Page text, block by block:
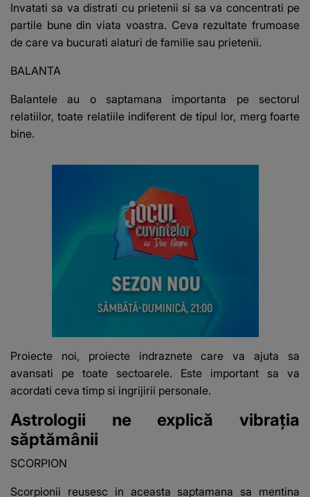
Invatati sa va distrati cu prietenii si sa va concentrati pe
partile bune din viata voastra. Ceva rezultate frumoase
de care va bucurati alaturi de familie sau prietenii.
BALANTA
Balantele au o saptamana importanta pe sectorul
relatiilor, toate relatiile indiferent de tipul lor, merg foarte
bine.
Proiecte noi, proiecte indraznete care va ajuta sa
avansati pe toate sectoarele. Este important sa va
acordati ceva timp si ingrijirii personale.
Astrologii ne explică vibrația
săptămânii
SCORPION
Scorpionii reusesc in aceasta saptamana sa mentina